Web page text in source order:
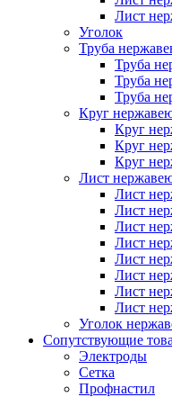
Лист
Уголок
Труба
Труба
Труба
Труба
Круг
Круг
Круг
Круг
Лист
Лист
Лист
Лист
Лист
Лист
Лист
Лист
Лист
Уголок
Cопутствующие
Электроды
Сетка
Профнастил